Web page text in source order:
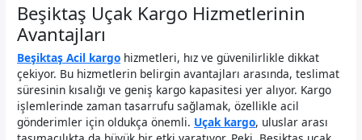
Beşiktaş Uçak Kargo Hizmetlerinin
Avantajları
Beşiktaş Acil kargo hizmetleri, hız ve güvenilirlikle dikkat
çekiyor. Bu hizmetlerin belirgin avantajları arasında, teslimat
süresinin kısalığı ve geniş kargo kapasitesi yer alıyor. Kargo
işlemlerinde zaman tasarrufu sağlamak, özellikle acil
gönderimler için oldukça önemli. Uçak kargo, uluslar arası